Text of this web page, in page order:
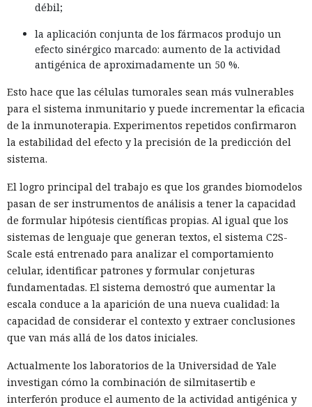
débil;
la aplicación conjunta de los fármacos produjo un
efecto sinérgico marcado: aumento de la actividad
antigénica de aproximadamente un 50 %.
Esto hace que las células tumorales sean más vulnerables
para el sistema inmunitario y puede incrementar la eficacia
de la inmunoterapia. Experimentos repetidos confirmaron
la estabilidad del efecto y la precisión de la predicción del
sistema.
El logro principal del trabajo es que los grandes biomodelos
pasan de ser instrumentos de análisis a tener la capacidad
de formular hipótesis científicas propias. Al igual que los
sistemas de lenguaje que generan textos, el sistema C2S-
Scale está entrenado para analizar el comportamiento
celular, identificar patrones y formular conjeturas
fundamentadas. El sistema demostró que aumentar la
escala conduce a la aparición de una nueva cualidad: la
capacidad de considerar el contexto y extraer conclusiones
que van más allá de los datos iniciales.
Actualmente los laboratorios de la Universidad de Yale
investigan cómo la combinación de silmitasertib e
interferón produce el aumento de la actividad antigénica y